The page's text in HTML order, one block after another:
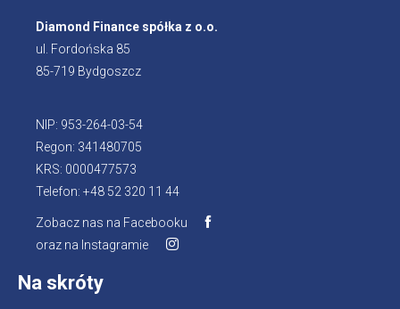
Diamond Finance spółka z o.o.
ul. Fordońska 85
85-719 Bydgoszcz
NIP: 953-264-03-54
Regon: 341480705
KRS: 0000477573
Telefon: +48 52 320 11 44
Zobacz nas na Facebooku
oraz na Instagramie
Na skróty